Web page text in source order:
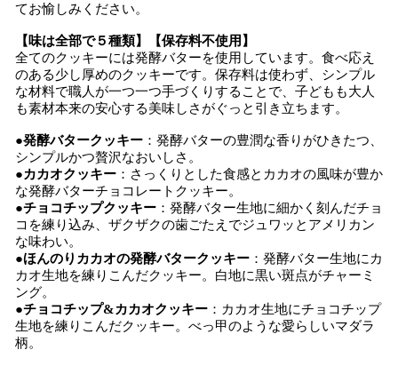
てお愉しみください。
【味は全部で５種類】【保存料不使用】
全てのクッキーには発酵バターを使用しています。食べ応え
のある少し厚めのクッキーです。保存料は使わず、シンプル
な材料で職人が一つ一つ手づくりすることで、子どもも大人
も素材本来の安心する美味しさがぐっと引き立ちます。
●発酵バタークッキー ：発酵バターの豊潤な香りがひきたつ、
シンプルかつ贅沢なおいしさ。
●カカオクッキー ：さっくりとした食感とカカオの風味が豊か
な発酵バターチョコレートクッキー。
●チョコチップクッキー ：発酵バター生地に細かく刻んだチョ
コを練り込み、ザクザクの歯ごたえでジュワッとアメリカン
な味わい。
●ほんのりカカオの発酵バタークッキー ：発酵バター生地にカ
カオ生地を練りこんだクッキー。白地に黒い斑点がチャーミ
ング。
●チョコチップ&カカオクッキー ：カカオ生地にチョコチップ
生地を練りこんだクッキー。べっ甲のような愛らしいマダラ
柄。